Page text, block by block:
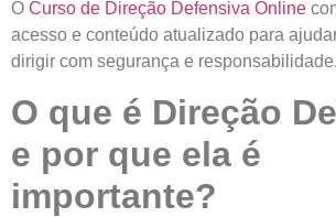
O Curso de Direção Defensiva Online
acesso e conteúdo atualizado para
dirigir com segurança e responsabilidade.
O que é Direção
e por que ela é
importante?